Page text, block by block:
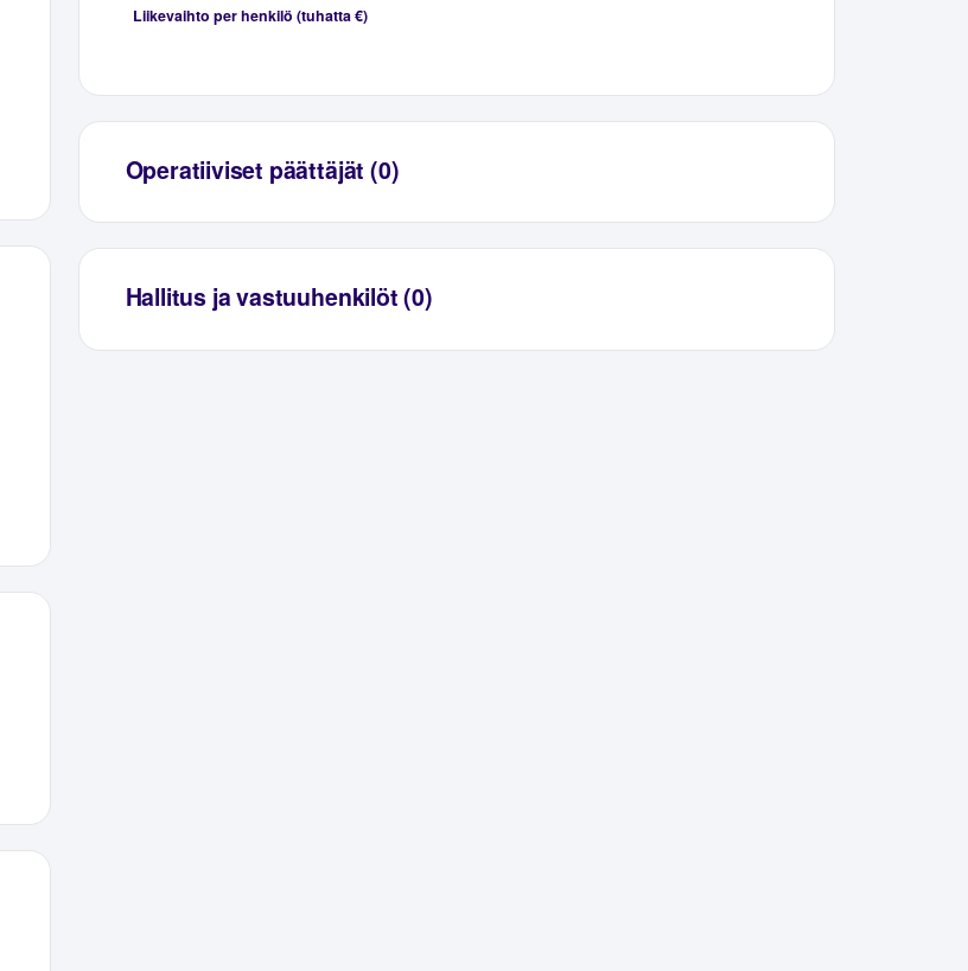
Liikevaihto per henkilö (tuhatta €)
Operatiiviset päättäjät (0)
Hallitus ja vastuuhenkilöt (0)